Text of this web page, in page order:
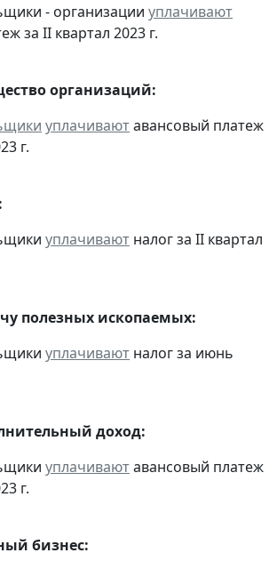
- организации уплачивают
за II квартал 2023 г.
организаций:
уплачиваютавансовый платеж
г.
уплачивают налог за II квартал
полезных ископаемых:
уплачивают налог за июнь
доход:
уплачиваютавансовый платеж
г.
бизнес: